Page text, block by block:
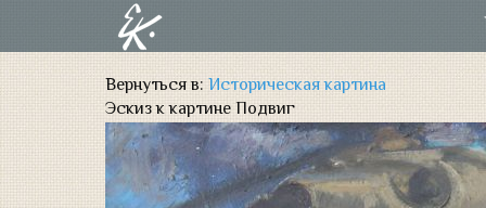
Вернуться в:Историческая картина
Эскиз к картине Подвиг